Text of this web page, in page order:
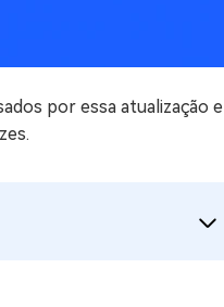
por essa atualização